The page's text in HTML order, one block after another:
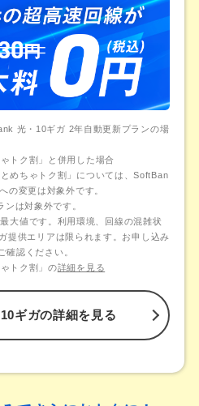
光・10ギガ 2年自動更新プランの場
トク割」と併用した場合
めちゃトク割」については、SoftBan
の変更は対象外です。
ンは対象外です。
大値です。利用環境、回線の混雑状
提供エリアは限られます。お申し込み
確認ください。
トク割」の詳細を見る
ギガの詳細を見る